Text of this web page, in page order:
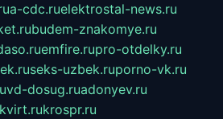
a-cdc.ruelektrostal-news.ru
budem-znakomye.ru
emfire.rupro-otdelky.ru
seks-uzbek.ruporno-vk.ru
vd-dosug.ruadonyev.ru
krospr.ru